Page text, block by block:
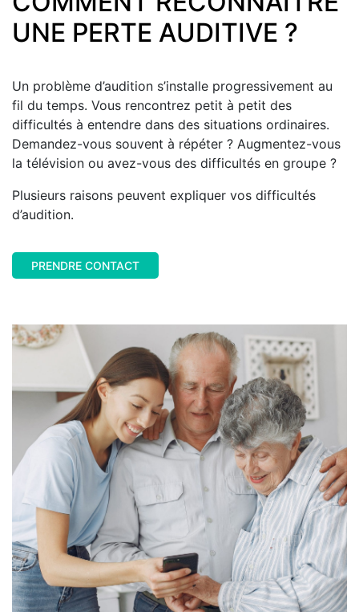
UNE PERTE AUDITIVE ?
Un problème d’audition s’installe progressivement au
fil du temps. Vous rencontrez petit à petit des
difficultés à entendre dans des situations ordinaires.
Demandez-vous souvent à répéter ? Augmentez-vous
la télévision ou avez-vous des difficultés en groupe ?
Plusieurs raisons peuvent expliquer vos difficultés
d’audition.
PRENDRE CONTACT